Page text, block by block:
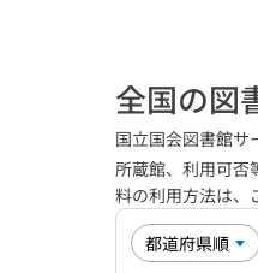
全国の図
国立国会図書館サ
所蔵館、利用可否
料の利用方法は、